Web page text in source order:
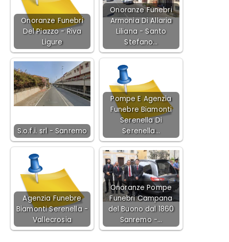
Onoranze Funebri
Del Piazzo - Riva
Ligure
Onoranze Funebri
Armonia Di Allaria
Liliana - Santo
Stefano…
S.o.f.i. srl - Sanremo
Pompe E Agenzia
Funebre Biamonti
Serenella Di
Serenella…
Agenzia Funebre
Biamonti Serenella -
Vallecrosia
Onoranze Pompe
Funebri Campana
del Buono dal 1860
Sanremo -…